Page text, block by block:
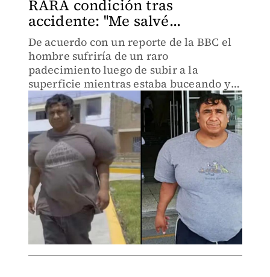
RARA condición tras
accidente: ''Me salvé...
De acuerdo con un reporte de la BBC el
hombre sufriría de un raro
padecimiento luego de subir a la
superficie mientras estaba buceando y
no tomó las medidas necesarias para su
descompresión.